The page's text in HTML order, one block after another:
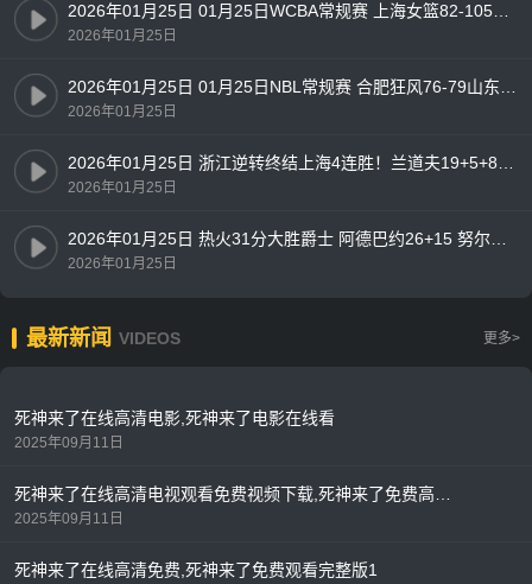
2026年01月25日
2026年01月25日
2026年01月25日
2026年01月25日
最新新闻 VIDEOS 更多>
死神来了在线高清电影,死神来了电影在线看
2025年09月11日
2025年09月11日
死神来了在线高清免费,死神来了免费观看完整版1